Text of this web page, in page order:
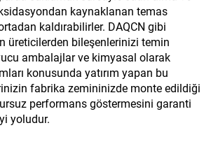
kaynaklanan temas
kaldırabilirler. DAQCN gibi
üreticilerden bileşenlerinizi temin
ambalajlar ve kimyasal olarak
konusunda yatırım yapan bu
fabrika zemininizde monte edildiği
performans göstermesini garanti
yoludur.